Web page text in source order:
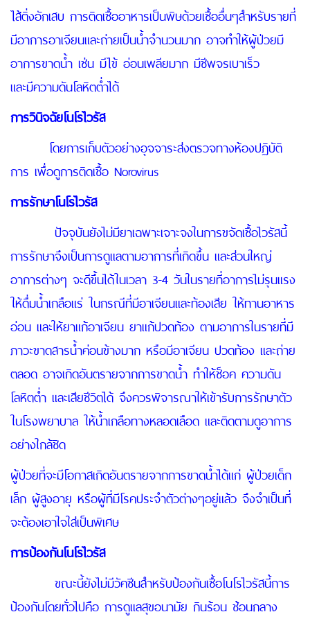
ไส้ติ่งอักเสบ การติดเชื้ออาหารเป็นพิษด้วยเชื้ออื่นๆสำหรับรายที่
มีอาการอาเจียนและถ่ายเป็นน้ำจำนวนมาก อาจทำให้ผู้ป่วยมี
อาการขาดน้ำ เช่น มีไข้ อ่อนเพลียมาก มีชีพจรเบาเร็ว
และมีความดันโลหิตต่ำได้
การวินิจฉัยโนโรไวรัส
โดยการเก็บตัวอย่างอุจจาระส่งตรวจทางห้องปฏิบัติ
การ เพื่อดูการติดเชื้อ Norovirus
การรักษาโนโรไวรัส
ปัจจุบันยังไม่มียาเฉพาะเจาะจงในการขจัดเชื้อไวรัสนี้
การรักษาจึงเป็นการดูแลตามอาการที่เกิดขึ้น และส่วนใหญ่
อาการต่างๆ จะดีขึ้นได้ในเวลา 3-4 วันในรายที่อาการไม่รุนแรง
ให้ดื่มน้ำเกลือแร่ ในกรณีที่มีอาเจียนและท้องเสีย ให้ทานอาหาร
อ่อน และให้ยาแก้อาเจียน ยาแก้ปวดท้อง ตามอาการในรายที่มี
ภาวะขาดสารน้ำค่อนข้างมาก หรือมีอาเจียน ปวดท้อง และถ่าย
ตลอด อาจเกิดอันตรายจากการขาดน้ำ ทำให้ช็อค ความดัน
โลหิตต่ำ และเสียชีวิตได้ จึงควรพิจารณาให้เข้ารับการรักษาตัว
ในโรงพยาบาล ให้น้ำเกลือทางหลอดเลือด และติดตามดูอาการ
อย่างใกล้ชิด
ผู้ป่วยที่จะมีโอกาสเกิดอันตรายจากการขาดน้ำได้แก่ ผู้ป่วยเด็ก
เล็ก ผู้สูงอายุ หรือผู้ที่มีโรคประจำตัวต่างๆอยู่แล้ว จึงจำเป็นที่
จะต้องเอาใจใส่เป็นพิเศษ
การป้องกันโนโรไวรัส
ขณะนี้ยังไม่มีวัคซีนสำหรับป้องกันเชื้อโนโรไวรัสนี้การ
ป้องกันโดยทั่วไปคือ การดูแลสุขอนามัย กินร้อน ช้อนกลาง